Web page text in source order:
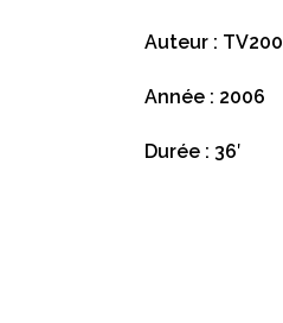
Auteur : TV200
Année : 2006
Durée : 36′